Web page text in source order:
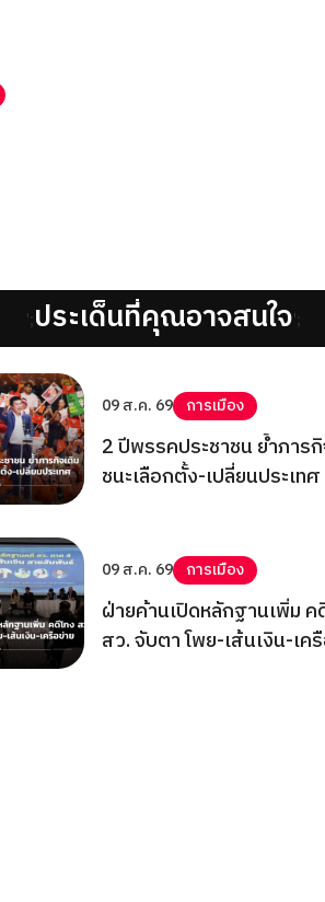
';ประเด็นที่คุณอาจสนใจ';
09 ส.ค. 69 การเมือง
2 ปีพรรคประชาชน ย้ำภาร
ชนะเลือกตั้ง-เปลี่ยนประเทศ
09 ส.ค. 69 การเมือง
ฝ่ายค้านเปิดหลักฐานเพิ่ม ค
สว. จับตา โพย-เส้นเงิน-เค